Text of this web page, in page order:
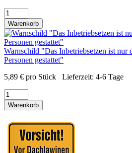
Warenkorb
Warnschild "Das Inbetriebsetzen ist nur
Personen gestattet"
5,89 € pro Stück Lieferzeit: 4-6 Tage
Warenkorb